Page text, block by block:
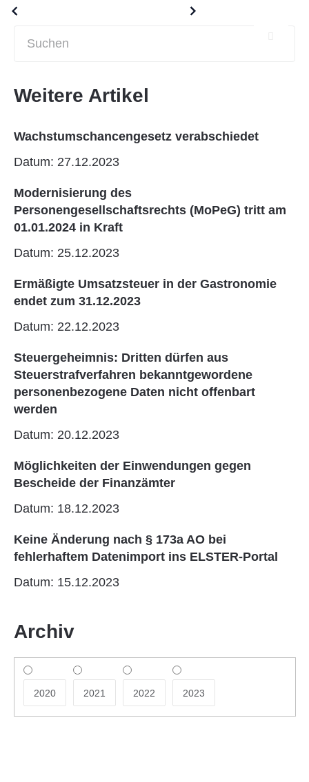
Weitere Artikel
Wachstumschancengesetz verabschiedet
Datum: 27.12.2023
Modernisierung des
Personengesellschaftsrechts (MoPeG) tritt am
01.01.2024 in Kraft
Datum: 25.12.2023
Ermäßigte Umsatzsteuer in der Gastronomie
endet zum 31.12.2023
Datum: 22.12.2023
Steuergeheimnis: Dritten dürfen aus
Steuerstrafverfahren bekanntgewordene
personenbezogene Daten nicht offenbart
werden
Datum: 20.12.2023
Möglichkeiten der Einwendungen gegen
Bescheide der Finanzämter
Datum: 18.12.2023
Keine Änderung nach § 173a AO bei
fehlerhaftem Datenimport ins ELSTER-Portal
Datum: 15.12.2023
Archiv
2020 2021 2022 2023